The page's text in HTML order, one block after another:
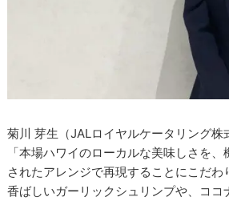
菊川 芽生（JALロイヤルケータリング
「本場ハワイのローカルな美味しさを
されたアレンジで再現することにこだわ
香ばしいガーリックシュリンプや、ココ